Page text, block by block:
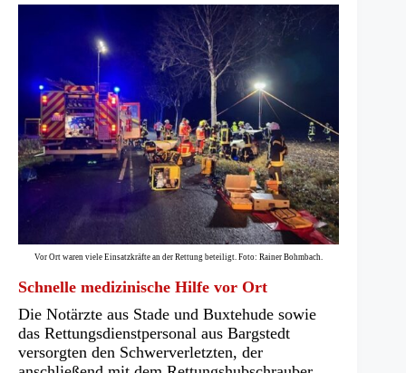
Vor Ort waren viele Einsatzkräfte an der Rettung beteiligt. Foto: Rainer Bohmbach.
Schnelle medizinische Hilfe vor Ort
Die Notärzte aus Stade und Buxtehude sowie
das Rettungsdienstpersonal aus Bargstedt
versorgten den Schwerverletzten, der